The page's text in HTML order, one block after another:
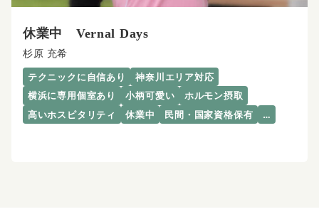
休業中 Vernal Days
杉原 充希
テクニックに自信あり
神奈川エリア対応
横浜に専用個室あり
小柄可愛い
ホルモン摂取
高いホスピタリティ
休業中 民間・国家資格保有 …